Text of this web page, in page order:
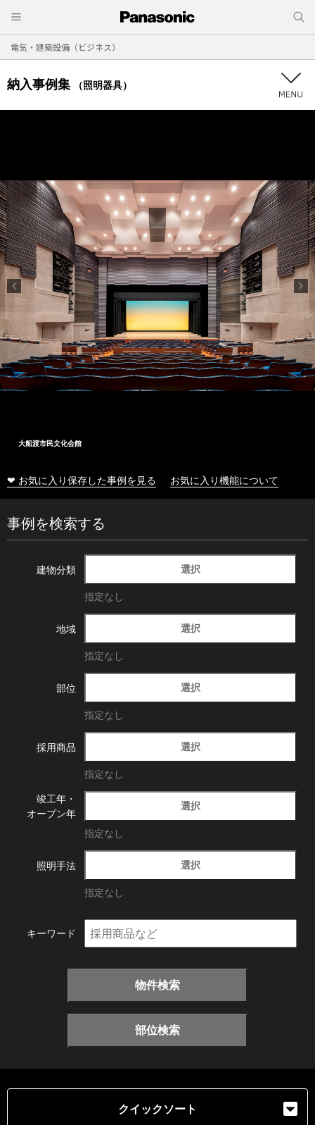
電気・建築設備（ビジネス）
納入事例集 （照明器具）
十和田市総合体育センター
❤ お気に入り保存した事例を見る お気に入り機能について
事例を検索する
建物分類 選択
指定なし
地域 選択
指定なし
部位 選択
指定なし
採用商品 選択
指定なし
竣工年・
オープン年
選択
指定なし
照明手法 選択
指定なし
キーワード
物件検索
部位検索
クイックソート